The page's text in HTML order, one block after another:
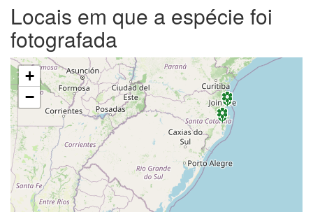
Locais em que a espécie foi
fotografada
+
−